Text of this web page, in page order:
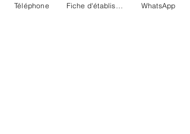
Téléphone WhatsApp